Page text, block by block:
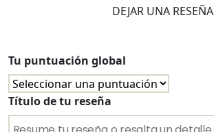
DEJAR UNA RESEÑA
Tu puntuación global
Título de tu reseña